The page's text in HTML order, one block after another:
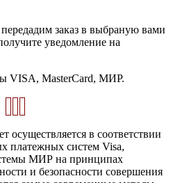
заказ в выбраную вами
уведомление на
VISA, MasterCard, МИР.
осуществляется в соответствии
платежных систем Visa,
МИР на принципах
и безопасности совершения